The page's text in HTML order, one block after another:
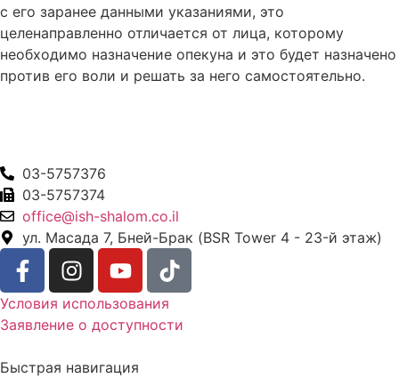
с его заранее данными указаниями, это
целенаправленно отличается от лица, которому
необходимо назначение опекуна и это будет назначено
против его воли и решать за него самостоятельно.
03-5757376
03-5757374
office@ish-shalom.co.il
ул. Масада 7, Бней-Брак (BSR Tower 4 - 23-й этаж)
Условия использования
Заявление о доступности
Быстрая навигация